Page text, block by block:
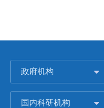
政府机构
国内科研机构